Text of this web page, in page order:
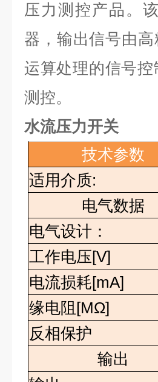
压力测控产品。
器，输出信号由
运算处理的信号控
测控。
水流压力开关
技术参数
适用介质:
电气数据
电气设计：
工作电压[V]
电流损耗[mA]
缘电阻 [MΩ]
反相保护
输出